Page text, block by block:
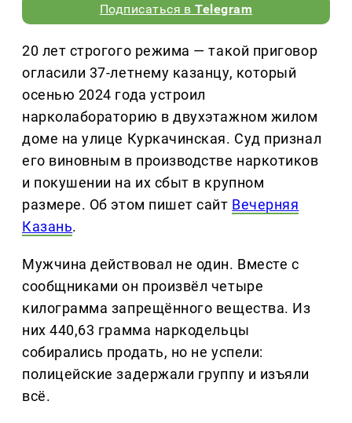
Подписаться вTelegram
20 лет строгого режима — такой приговор
огласили 37-летнему казанцу, который
осенью 2024 года устроил
нарколабораторию в двухэтажном жилом
доме на улице Куркачинская. Суд признал
его виновным в производстве наркотиков
и покушении на их сбыт в крупном
размере. Об этом пишет сайт Вечерняя
Казань.
Мужчина действовал не один. Вместе с
сообщниками он произвёл четыре
килограмма запрещённого вещества. Из
них 440,63 грамма наркодельцы
собирались продать, но не успели:
полицейские задержали группу и изъяли
всё.